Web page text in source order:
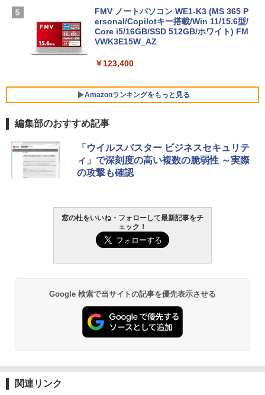
FMV ノートパソコン WE1-K3 (MS 365 P
ersonal/Copilotキー搭載/Win 11/15.6型/
Core i5/16GB/SSD 512GB/ホワイト) FM
VWK3E15W_AZ
￥123,400
Amazonランキングをもっと見る
Robloxギフトカード - 800 Robux 【限
定バーチャルアイテムを含む】 【オンラ
インゲームコード】 ロブロックス | オン
ラインコード版
Microsoft Office Home & Business 202
4(最新 永続版)|オンラインコード版|Wind
ows11、10/mac対応|PC2台
Robloxギフトカード - 2,000 Robux 【限
定バーチャルアイテムを含む】 【オンラ
インゲームコード】 ロブロックス | オン
ラインコード版
生成AIパスポート公式テキスト 第４版
￥1,766
AIイラスト表現辞典: 思い通りの絵を引き
出す プロンプトの言葉 AI画像生成シリー
ズ (はぴーイラストLabo)
ClaudeCode いちばんやさしい 教科書:
方 マニュアル AI副業にもコンテンツ作成
にもKindle出版にも！ 非エンジニアのた
めのAIコーディング入門シリーズ
Amazon Kindle Paperwhite (16GB) 7イ
ンチディスプレイ、色調調節ライト、12
週間持続バッテリー、広告なし、ブラッ
ク
Amazon Kindle - 目に優しい、かさばら
ない、大きな画面で読みやすい、6週間持
続バッテリー、6インチディスプレイ電子
￥19,980
Kindle Paperwhite シグニチャーエディ
ション (32GB) 7インチディスプレイ、明
編集部のおすすめ記事
「ウイルスバスター ビジネスセキュリテ
ィ」で深刻度の高い複数の脆弱性 ～実際
の攻撃も確認
窓の杜をいいね・フォローして最新記事をチ
ェック！
Google 検索で当サイトの記事を優先表示させる
関連リンク